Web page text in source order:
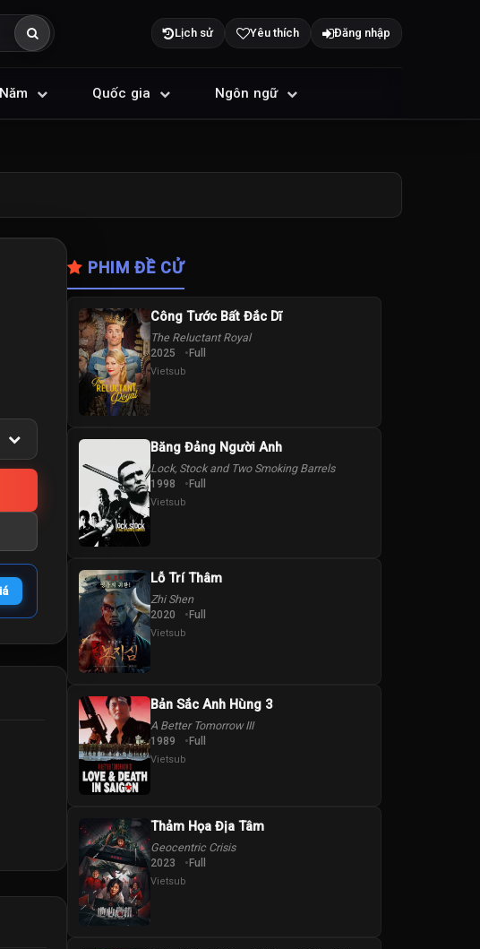
Lịch sử Yêu thích Đăng nhập
Năm Quốc gia Ngôn ngữ
PHIM ĐỀ CỬ
Công Tước Bất Đắc Dĩ
The Reluctant Royal
2025 Full
Vietsub
Băng Đảng Người Anh
Lock, Stock and Two Smoking Barrels
1998 Full
Vietsub
Lỗ Trí Thâm
Zhi Shen
2020 Full
Vietsub
Bản Sắc Anh Hùng 3
A Better Tomorrow III
1989 Full
Vietsub
Thảm Họa Địa Tâm
Geocentric Crisis
2023 Full
Vietsub